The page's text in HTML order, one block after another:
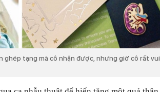
ghép tạng mà cô nhận được, nhưng giờ cô rất vui